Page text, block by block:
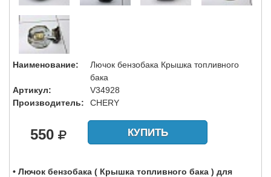
Наименование:
Лючок бензобака Крышка топливного
бака
Артикул:
V34928
Производитель:
CHERY
550 КУПИТЬ
• Лючок бензобака ( Крышка топливного бака ) для